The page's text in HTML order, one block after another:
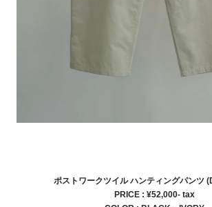
ポストワークツイル ハンティングパンツ
PRICE : ¥52,000- tax